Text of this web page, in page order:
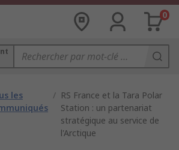
0
les
/ RS France et la Tara Polar
Station : un partenariat
stratégique au service de
l'Arctique